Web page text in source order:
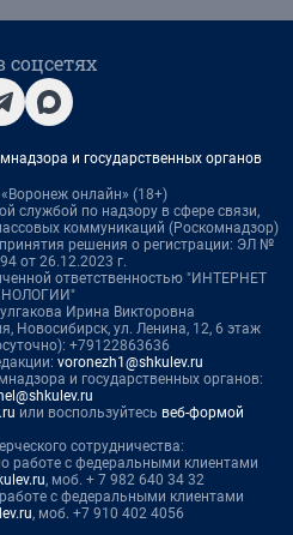
и государственных органов
онлайн» (18+)
службой по надзору в сфере связи,
коммуникаций (Роскомнадзор)
решения о регистрации: ЭЛ №
от 26.12.2023 г.
ответственностью "ИНТЕРНЕТ
Ирина Викторовна
Новосибирск, ул. Ленина, 12, 6 этаж
+79122863636
voronezh1@shkulev.ru
и государственных органов:
или воспользуйтесь веб-формой
сотрудничества:
работе с федеральными клиентами
, моб. + 7 982 640 34 32
с федеральными клиентами
, моб. +7 910 402 4056